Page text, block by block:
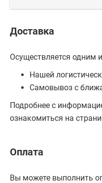
Доставка
Осуществляется одним
Нашей
Самовывоз с
Подробнее с
ознакомиться на
Оплата
Вы можете выполнить